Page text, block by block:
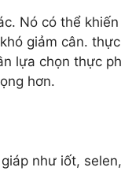
Nó có thể
giảm cân.
lựa chọn thực
hơn.
như iốt,